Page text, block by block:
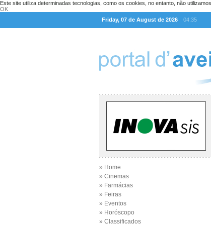
Este site utiliza determinadas tecnologias, como os cookies, no entanto, não
OK
Friday, 07 de August de 2026
04:35
» Home
» Cinemas
» Farmácias
» Feiras
» Eventos
» Horóscopo
» Classificados